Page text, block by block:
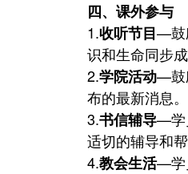
四、课外参与
1.收听节目—
识和生命同步
2.学院活动—
布的最新消息。
3.书信辅导—
适切的辅导和
4.教会生活—